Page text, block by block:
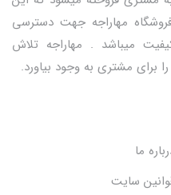
مهاراجه جهت دسترسی
میباشد . مهاراجه تلاش
برای مشتری به وجود بیاورد.
ما
سایت